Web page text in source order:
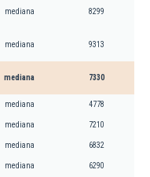
mediana 8299
mediana 9313
mediana 7330
mediana 4778
mediana 7210
mediana 6832
mediana 6290